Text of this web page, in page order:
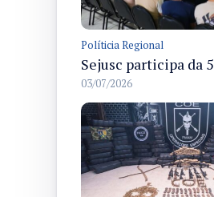
Políticia Regional
03/07/2026